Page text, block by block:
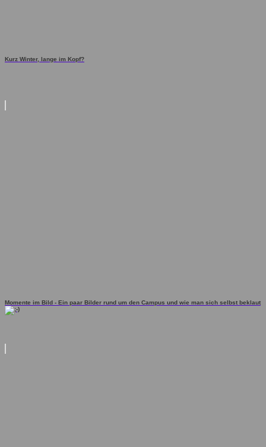
Kurz Winter, lange im Kopf?
Momente im Bild - Ein paar Bilder rund um den Campus und wie man sich selbst beklaut